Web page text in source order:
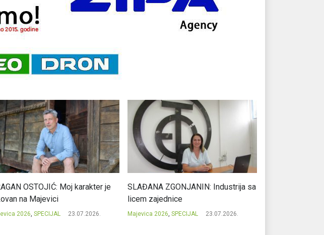
OSTOJIĆ: Moj karakter je
na Majevici
2026, SPECIJAL 23.07.2026.
SLAĐANA ZGONJANIN: Industrija sa
licem zajednice
Majevica 2026, SPECIJAL 23.07.2026.